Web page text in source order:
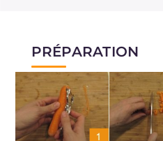
PRÉPARATION